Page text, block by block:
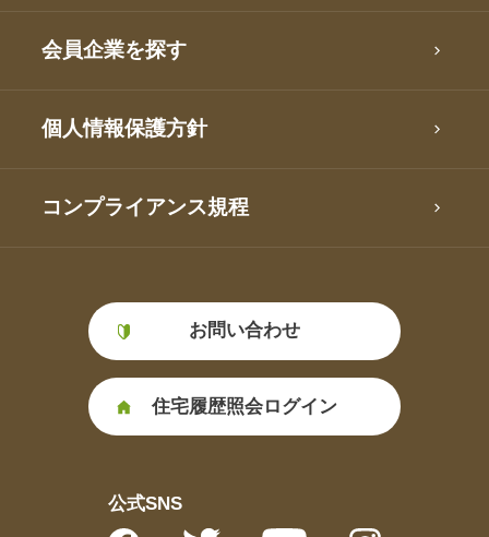
会員企業を探す
個人情報保護方針
コンプライアンス規程
お問い合わせ
住宅履歴照会ログイン
公式SNS